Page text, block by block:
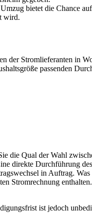
bietet die Chance
wird.
der Stromlieferanten in
passenden
die Qual der Wahl
direkte Durchführung des
in Auftrag.
Stromrechnung
ist jedoch